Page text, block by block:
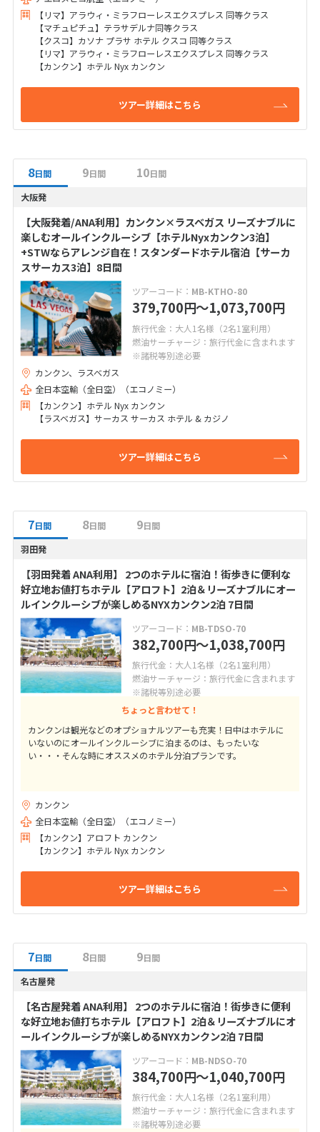
【リマ】アラウィ・ミラフローレスエクスプレス 同等クラス
【マチュピチュ】テラサデルナ同等クラス
【クスコ】カソナ プラサ ホテル クスコ 同等クラス
【リマ】アラウィ・ミラフローレスエクスプレス 同等クラス
【カンクン】ホテル Nyx カンクン
ツアー詳細はこちら
8日間 9日間 10日間
大阪発
【大阪発着/ANA利用】カンクン×ラスベガス リーズナブルに
楽しむオールインクルーシブ【ホテルNyxカンクン3泊】
+STWならアレンジ自在！スタンダードホテル宿泊【サーカ
スサーカス3泊】8日間
ツアーコード： MB-KTHO-80
379,700円〜1,073,700円
旅行代金：大人1名様（2名1室利用）
燃油サーチャージ：旅行代金に含まれます
※諸税等別途必要
カンクン、ラスベガス
全日本空輸（全日空）（エコノミー）
【カンクン】ホテル Nyx カンクン
【ラスベガス】サーカス サーカス ホテル & カジノ
ツアー詳細はこちら
7日間 8日間 9日間
羽田発
【羽田発着 ANA利用】 2つのホテルに宿泊！街歩きに便利な
好立地お値打ちホテル【アロフト】2泊＆リーズナブルにオー
ルインクルーシブが楽しめるNYXカンクン2泊 7日間
ツアーコード： MB-TDSO-70
382,700円〜1,038,700円
旅行代金：大人1名様（2名1室利用）
燃油サーチャージ：旅行代金に含まれます
※諸税等別途必要
ちょっと言わせて！
カンクンは観光などのオプショナルツアーも充実！日中はホテルに
いないのにオールインクルーシブに泊まるのは、もったいな
い・・・そんな時にオススメのホテル分泊プランです。
カンクン
全日本空輸（全日空）（エコノミー）
【カンクン】アロフト カンクン
【カンクン】ホテル Nyx カンクン
ツアー詳細はこちら
7日間 8日間 9日間
名古屋発
【名古屋発着 ANA利用】 2つのホテルに宿泊！街歩きに便利
な好立地お値打ちホテル【アロフト】2泊＆リーズナブルにオ
ールインクルーシブが楽しめるNYXカンクン2泊 7日間
ツアーコード： MB-NDSO-70
384,700円〜1,040,700円
旅行代金：大人1名様（2名1室利用）
燃油サーチャージ：旅行代金に含まれます
※諸税等別途必要